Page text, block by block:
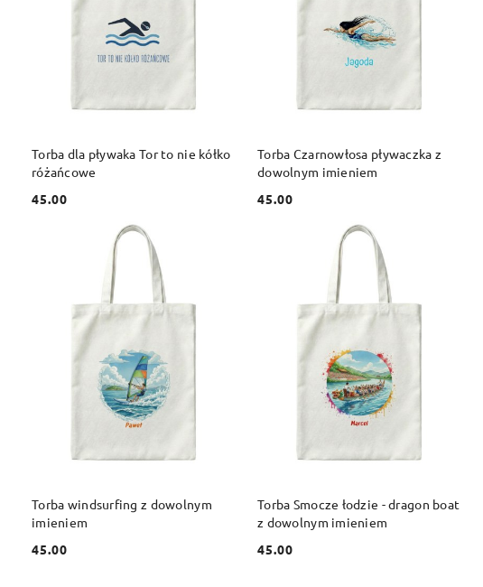
Torba dla pływaka Tor to nie kółko
różańcowe
Cena:
45.00
Torba Czarnowłosa pływaczka z
dowolnym imieniem
Cena:
45.00
Torba windsurfing z dowolnym
imieniem
Cena:
45.00
Torba Smocze łodzie - dragon boat
z dowolnym imieniem
Cena:
45.00